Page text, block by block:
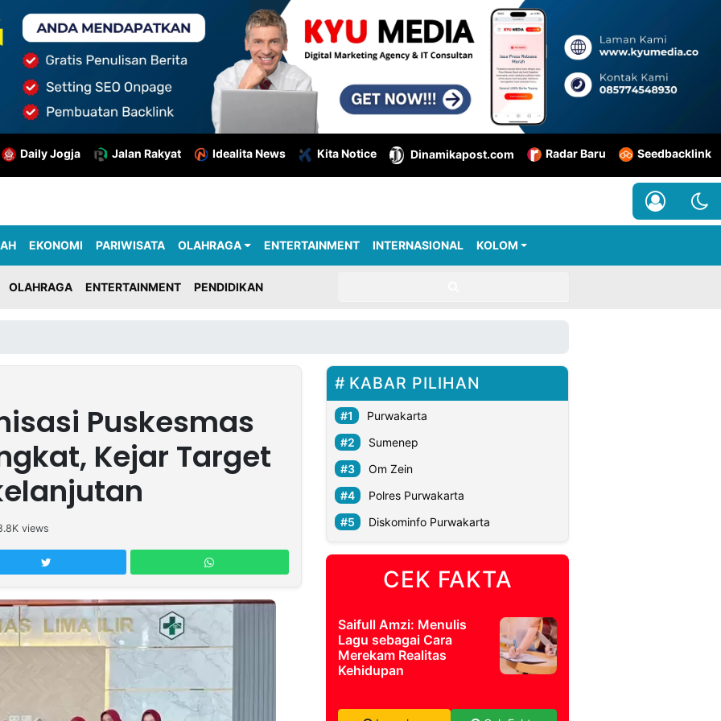
Daily Jogja Jalan Rakyat Idealita News Kita Notice Dinamikapost.com Radar Baru Seedbacklink
EKONOMI PARIWISATA OLAHRAGA ENTERTAINMENT INTERNASIONAL KOLOM
OLAHRAGA ENTERTAINMENT PENDIDIKAN
Puskesmas
Kejar Target
views
KABAR PILIHAN
Purwakarta
Sumenep
Om Zein
Polres Purwakarta
Diskominfo Purwakarta
CEK FAKTA
Saifull Amzi: Menulis
Lagu sebagai Cara
Merekam Realitas
Kehidupan